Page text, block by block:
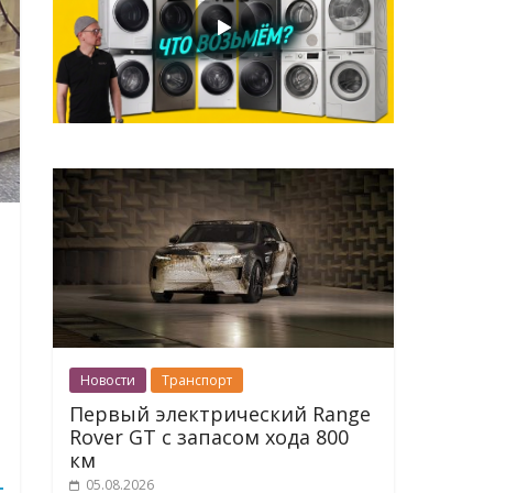
Новости Транспорт
Первый электрический Range
Rover GT с запасом хода 800
км
05.08.2026